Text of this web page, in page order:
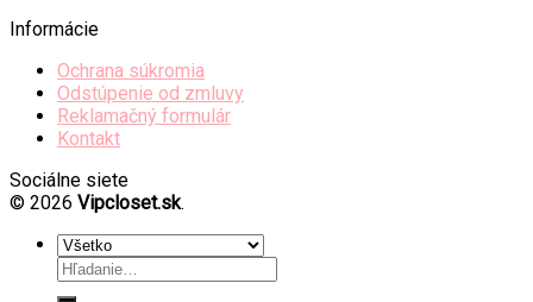
Informácie
Ochrana súkromia
Odstúpenie od zmluvy
Reklamačný formulár
Kontakt
Sociálne siete
© 2026 Vipcloset.sk.
Hľadať: